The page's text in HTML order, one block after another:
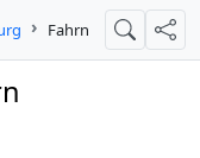
Fahrn Suche